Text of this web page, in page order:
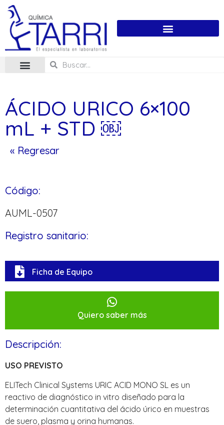
ÁCIDO URICO 6×100
mL + STD ￼
« Regresar
Código:
AUML-0507
Registro sanitario:
Ficha de Equipo
Quiero saber más
Descripción:
USO PREVISTO
ELITech Clinical Systems URIC ACID MONO SL es un
reactivo de diagnóstico in vitro diseñado para la
determinación cuantitativa del ácido úrico en muestras
de suero, plasma y orina humanas.